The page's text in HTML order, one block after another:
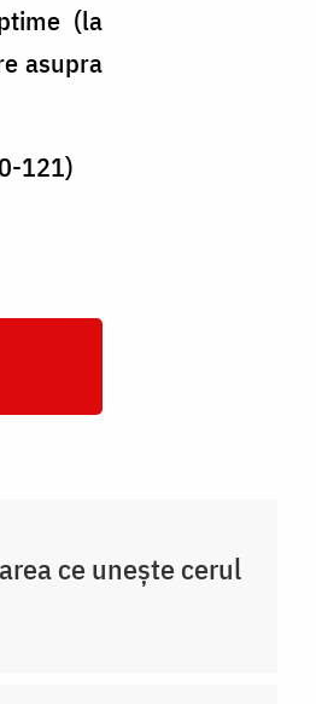
(la
asupra
121)
ce unește cerul